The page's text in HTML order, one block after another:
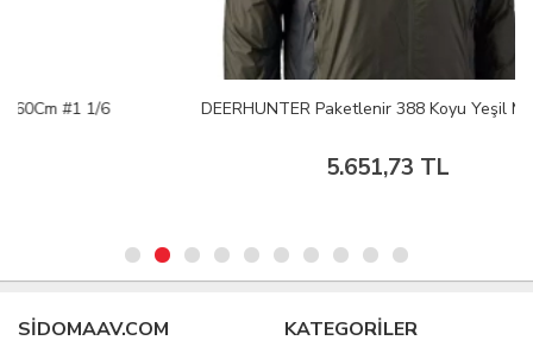
DEERHUNTER Paketlenir 388 Koyu Yeşil Mont L
5.651,73 TL
SIDOMAAV.COM KATEGORİLER